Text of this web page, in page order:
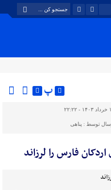
پ
توسط : پناهی